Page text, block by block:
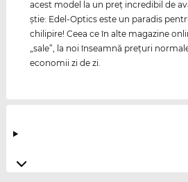
acest model la un preţ incredibil de
ştie: Edel-Optics este un paradis
chilipire! Ceea ce în alte magazine
„sale”, la noi înseamnă preţuri
economii zi de zi.